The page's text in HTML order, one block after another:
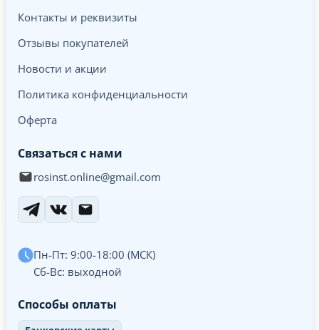
Контакты и реквизиты
Отзывы покупателей
Новости и акции
Политика конфиденциальности
Оферта
Связаться с нами
rosinst.online@gmail.com
Пн-Пт: 9:00-18:00 (МСК)
Сб-Вс: выходной
Способы оплаты